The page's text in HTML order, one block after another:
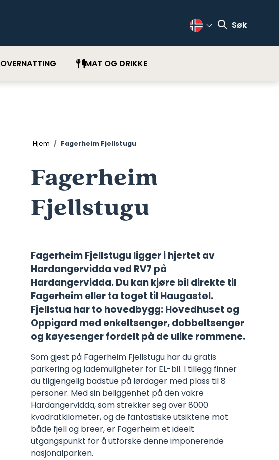
Change Language
Søk
OVERNATTING MAT OG DRIKKE
Hjem Fagerheim Fjellstugu
Fagerheim
Fjellstugu
Fagerheim Fjellstugu ligger i hjertet av
Hardangervidda ved RV7 på
Hardangervidda. Du kan kjøre bil direkte til
Fagerheim eller ta toget til Haugastøl.
Fjellstua har to hovedbygg: Hovedhuset og
Oppigard med enkeltsenger, dobbeltsenger
og køyesenger fordelt på de ulike rommene.
Som gjest på Fagerheim Fjellstugu har du gratis
parkering og lademuligheter for EL-bil. I tillegg finner
du tilgjengelig badstue på lørdager med plass til 8
personer. Med sin beliggenhet på den vakre
Hardangervidda, som strekker seg over 8000
kvadratkilometer, og de fantastiske utsiktene mot
både fjell og breer, er Fagerheim et ideelt
utgangspunkt for å utforske denne imponerende
nasjonalparken.